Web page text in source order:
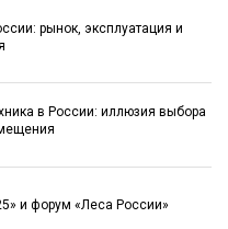
рынок, эксплуатация и
в России: иллюзия выбора
и форум «Леса России»